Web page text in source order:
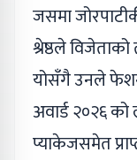
जसमा
श्रेष्ठले
योसँगै उनले
अवार्ड २०२६ को
प्याकेजसमेत